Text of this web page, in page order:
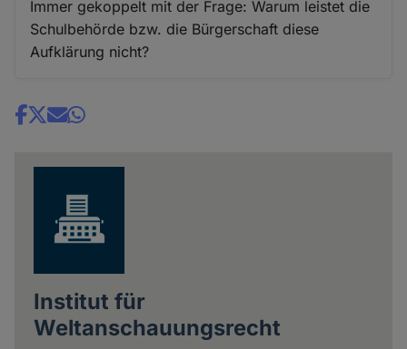
Immer gekoppelt mit der Frage: Warum leistet die
Schulbehörde bzw. die Bürgerschaft diese
Aufklärung nicht?
Share
Institut für
Weltanschauungsrecht